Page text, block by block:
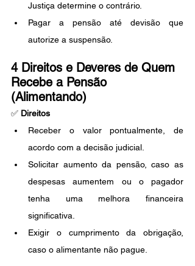
Justiça determine o contrário.
Pagar a pensão até devisão que
autorize a suspensão.
4 Direitos e Deveres de Quem
Recebe a Pensão
(Alimentando)
✅ Direitos
Receber o valor pontualmente, de
acordo com a decisão judicial.
Solicitar aumento da pensão, caso as
despesas aumentem ou o pagador
tenha uma melhora financeira
significativa.
Exigir o cumprimento da obrigação,
caso o alimentante não pague.